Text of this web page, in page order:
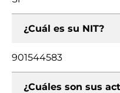
¿Cuál es su NIT?
901544583
¿Cuáles son sus